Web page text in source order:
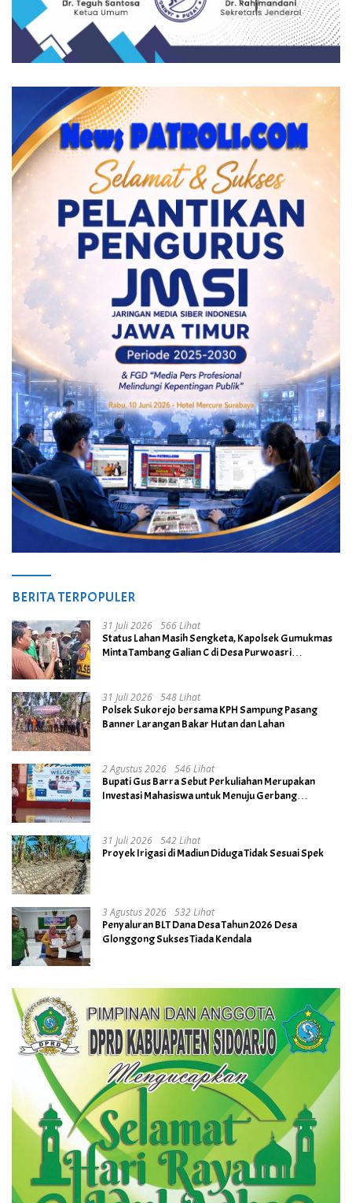
BERITA TERPOPULER
31 Juli 2026 566 Lihat
Status Lahan Masih Sengketa, Kapolsek Gumukmas
Minta Tambang Galian C di Desa Purwoasri
31 Juli 2026 548 Lihat
Polsek Sukorejo bersama KPH Sampung Pasang
Banner Larangan Bakar Hutan dan Lahan
2 Agustus 2026 546 Lihat
Bupati Gus Barra Sebut Perkuliahan Merupakan
Investasi Mahasiswa untuk Menuju Gerbang
31 Juli 2026 542 Lihat
Proyek Irigasi di Madiun Diduga Tidak Sesuai Spek
3 Agustus 2026 532 Lihat
Penyaluran BLT Dana Desa Tahun 2026 Desa
Glonggong Sukses Tiada Kendala